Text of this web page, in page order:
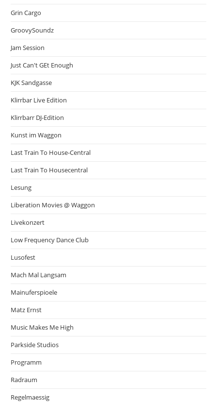
Grin Cargo
GroovySoundz
Jam Session
Just Can't GEt Enough
KJK Sandgasse
Klirrbar Live Edition
Klirrbarr DJ-Edition
Kunst im Waggon
Last Train To House-Central
Last Train To Housecentral
Lesung
Liberation Movies @ Waggon
Livekonzert
Low Frequency Dance Club
Lusofest
Mach Mal Langsam
Mainuferspioele
Matz Ernst
Music Makes Me High
Parkside Studios
Programm
Radraum
Regelmaessig